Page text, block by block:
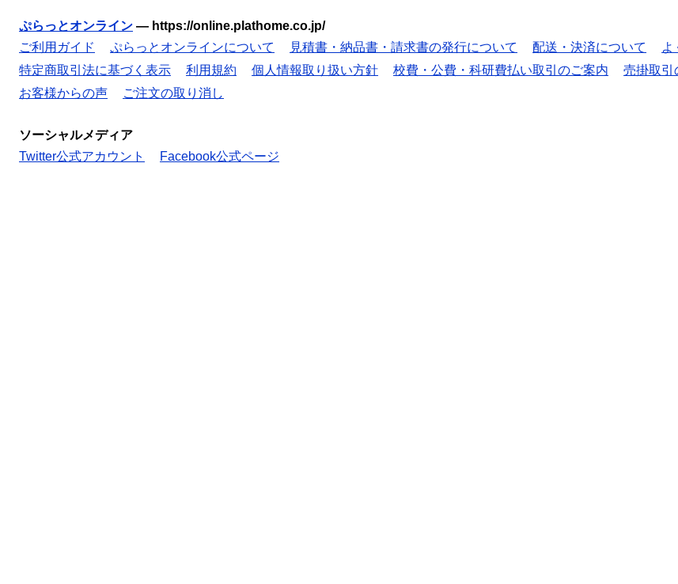
ぷらっとオンライン — https://online.plathome.co.jp/
ご利用ガイド
ぷらっとオンラインについて 見積書・納品書・請求書の発行について 配送・決済について
よ
特定商取引法に基づく表示
利用規約 個人情報取り扱い方針 校費・公費・科研費払い取引のご案内 売掛取引
お客様からの声
ご注文の取り消し
ソーシャルメディア
Twitter公式アカウント
Facebook公式ページ